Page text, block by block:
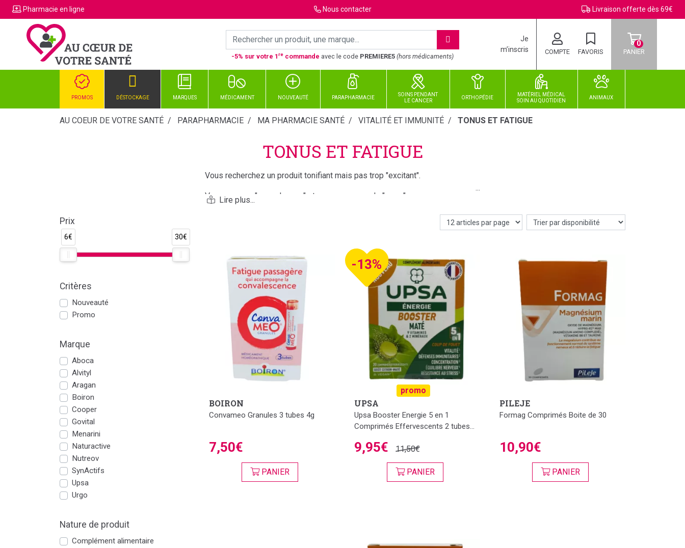
Pharmacie en ligne Nous contacter Livraison offerte dès 69€
-5% sur votre 1re commande avec le code PREMIERE5 (hors médicaments)
Je
m’inscris
COMPTE FAVORIS PANIER
0
PROMOS DÉSTOCKAGE MARQUES MÉDICAMENT NOUVEAUTÉ PARAPHARMACIE
SOINS PENDANT
LE CANCER
ORTHOPÉDIE
MATÉRIEL MÉDICAL
SOINAUQUOTIDIEN
ANIMAUX
AU COEUR DE VOTRE SANTÉ PARAPHARMACIE MA PHARMACIE SANTÉ VITALITÉ ET IMMUNITÉ TONUS ET FATIGUE
TONUS ET FATIGUE
Vous recherchez un produit tonifiant mais pas trop "excitant".
Vous avez un "coup de mou" et vous manquez de "peps" .
Vous passez bientôt des examens et vous avez besoin d'etre au top.
Prix
6€ 30€
Critères
Nouveauté
Promo
Marque
Aboca
Alvityl
Aragan
Boiron
Cooper
Govital
Menarini
Naturactive
Nutreov
SynActifs
Upsa
Urgo
Nature de produit
Complément alimentaire
BOIRON
Convameo Granules 3 tubes 4g
7,50€
PANIER
-13%
promo
UPSA
Upsa Booster Energie 5 en 1
Comprimés Effervescents 2 tubes...
9,95€ 11,50€
PANIER
PILEJE
Formag Comprimés Boite de 30
10,90€
PANIER